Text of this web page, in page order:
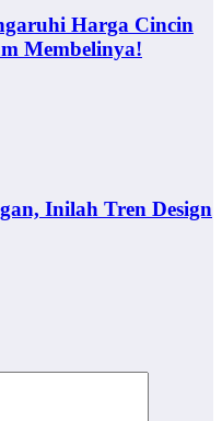
Harga Cincin
Membelinya!
Inilah Tren Design